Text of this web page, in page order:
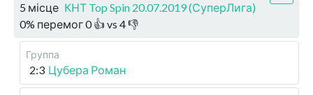
5 місце КНТ Top Spin 20.07.2019 (СуперЛига)
0% перемог0👍 vs 4👎
Группа
2:3 Цубера Роман